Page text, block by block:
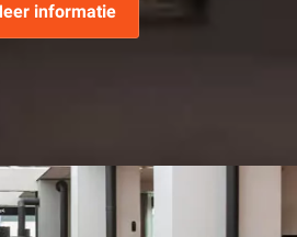
informatie